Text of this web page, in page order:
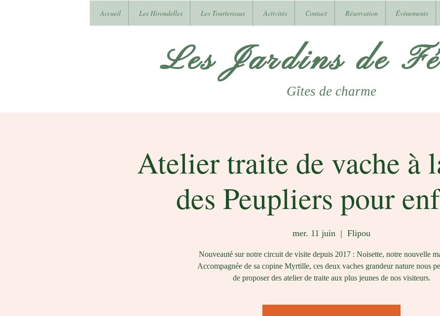
Accueil Les Hirondelles Les Tourtereaux Activités Contact Réservation Événements
Les Jardins de
Gîtes de charme
Atelier traite de vache à
des Peupliers pour
mer. 11 juin
  |
Flipou
Nouveauté sur notre circuit de visite depuis 2017 : Noisette, notre nouvelle
Accompagnée de sa copine Myrtille, ces deux vaches grandeur nature nous
de proposer des atelier de traite aux plus jeunes de nos visiteurs.